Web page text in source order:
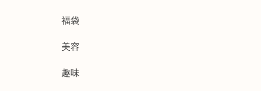
福袋
美容
趣味